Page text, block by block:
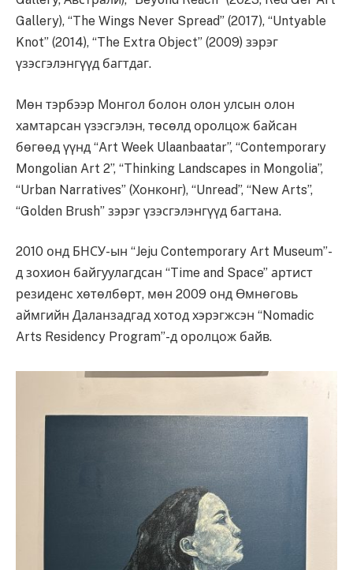
Gallery), “The Wings Never Spread” (2017), “Untyable
Knot” (2014), “The Extra Object” (2009) зэрэг
үзэсгэлэнгүүд багтдаг.
Мөн тэрбээр Монгол болон олон улсын олон
хамтарсан үзэсгэлэн, төсөлд оролцож байсан
бөгөөд үүнд “Art Week Ulaanbaatar”, “Contemporary
Mongolian Art 2”, “Thinking Landscapes in Mongolia”,
“Urban Narratives” (Хонконг), “Unread”, “New Arts”,
“Golden Brush” зэрэг үзэсгэлэнгүүд багтана.
2010 онд БНСУ-ын “Jeju Contemporary Art Museum”-
д зохион байгуулагдсан “Time and Space” артист
резиденс хөтөлбөрт, мөн 2009 онд Өмнөговь
аймгийн Даланзадгад хотод хэрэгжсэн “Nomadic
Arts Residency Program”-д оролцож байв.